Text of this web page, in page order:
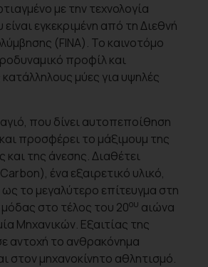
με την τεχνολογία
εγκεκριμένη από τη Διεθνή
(FINA). Το καινοτόμο
προφίλ και
μύες για υψηλές
που δίνει αυτοπεποίθηση
προσφέρει το μάξιμουμ της
και της άνεσης. Διαθέτει
ένα εξαιρετικό υλικό,
το μεγαλύτερο επίτευγμα στη
μόδας στο τέλος του 20ου αιώνα
Μηχανικών. Εξαιτίας της
αντοχή το ανθρακόνημα
στον μηχανοκίνητο αθλητισμό.